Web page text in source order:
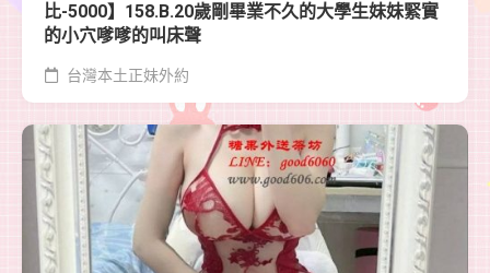
比-5000】158.B.20歲剛畢業不久的大學生妹妹緊實
的小穴嗲嗲的叫床聲
台灣本土正妹外約